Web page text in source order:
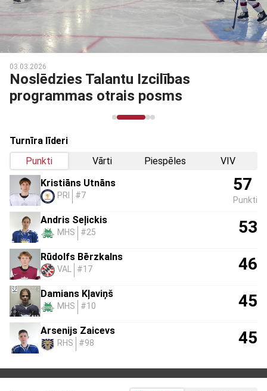
03.03.2026
Noslēdzies Talantu Izcilības
programmas otrais posms
Turnīra līderi
Punkti
Vārti Piespēles
VIV
Kristiāns Utnāns
PRI #7
57
Punkti
Andris Seļickis
MHS #25 53
Rūdolfs Bērzkalns
VAL #17 46
Damians Kļaviņš
MHS #10 45
Arsenijs Zaicevs
RHS #98 45